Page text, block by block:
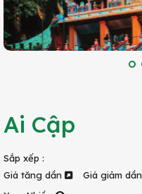
Ai Cập
Sắp xếp :
Giá tăng dần
Giá giảm dần